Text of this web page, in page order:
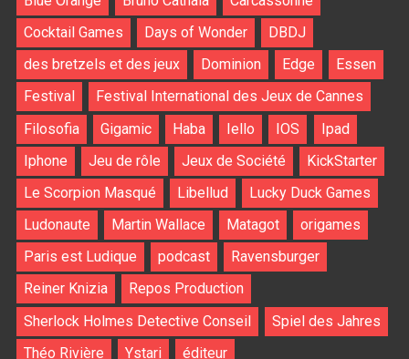
Cocktail Games
Days of Wonder
DBDJ
des bretzels et des jeux
Dominion Edge
Essen
Festival
Festival International des Jeux de Cannes
Filosofia
Gigamic Haba Iello IOS
Ipad
Iphone
Jeu de rôle Jeux de Société
KickStarter
Le Scorpion Masqué
Libellud
Lucky Duck Games
Ludonaute
Martin Wallace Matagot
origames
Paris est Ludique
podcast
Ravensburger
Reiner Knizia
Repos Production
Sherlock Holmes Detective Conseil
Spiel des Jahres
Théo Rivière
Ystari éditeur